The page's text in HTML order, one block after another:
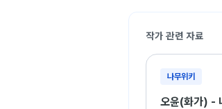
작가 관련 자료
나무위키
오윤(화가) -